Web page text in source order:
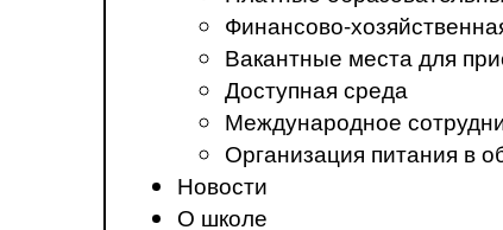
Финансово-
Вакантные места для
Доступная среда
Международное
Организация питания в
Новости
О школе